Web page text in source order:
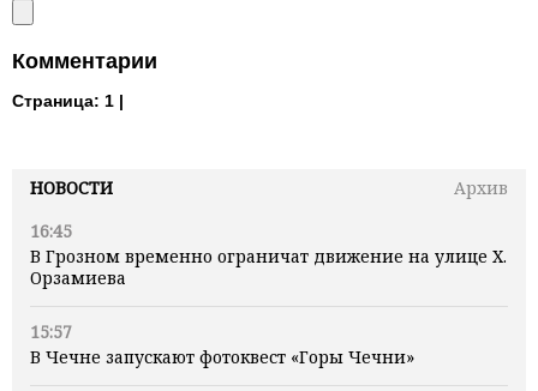
НОВОСТИ
Архив
16:45
В Грозном временно ограничат движение на улице Х.
Орзамиева
15:57
В Чечне запускают фотоквест «Горы Чечни»
Комментарии
Страница: 1 |